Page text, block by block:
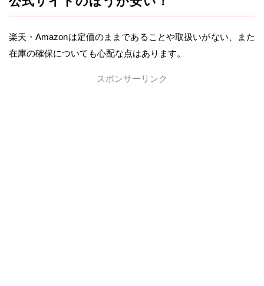
楽天・Amazonは定価のままであることや取扱いがない、また
在庫の確保についても心配な点はあります。
スポンサーリンク